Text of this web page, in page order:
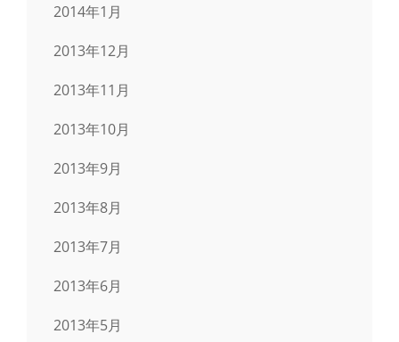
2014年1月
2013年12月
2013年11月
2013年10月
2013年9月
2013年8月
2013年7月
2013年6月
2013年5月